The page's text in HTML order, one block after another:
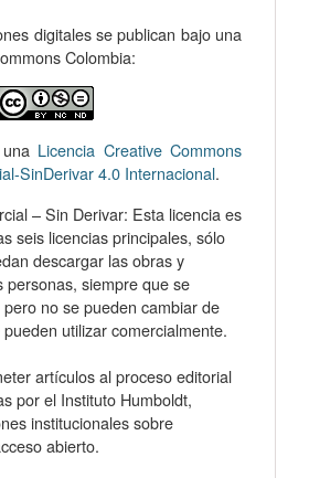
digitales se publican bajo una
Colombia:
Licencia Creative Commons
SinDerivar 4.0 Internacional.
– Sin Derivar: Esta licencia es
seis licencias principales, sólo
descargar las obras y
personas, siempre que se
no se pueden cambiar de
utilizar comercialmente.
artículos al proceso editorial
por el Instituto Humboldt,
institucionales sobre
abierto.